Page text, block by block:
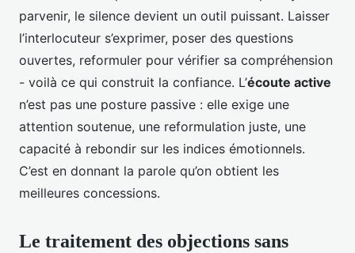
parvenir, le silence devient un outil puissant. Laisser
l’interlocuteur s’exprimer, poser des questions
ouvertes, reformuler pour vérifier sa compréhension
- voilà ce qui construit la confiance. L’écoute active
n’est pas une posture passive : elle exige une
attention soutenue, une reformulation juste, une
capacité à rebondir sur les indices émotionnels.
C’est en donnant la parole qu’on obtient les
meilleures concessions.
Le traitement des objections sans